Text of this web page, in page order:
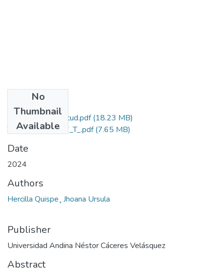
No
Thumbnail
Available
Grado de Similitud.pdf(18.23 MB)
T036_73183716_T_.pdf(7.65 MB)
Date
2024
Authors
Hercilla Quispe¸ Jhoana Ursula
Publisher
Universidad Andina Néstor Cáceres Velásquez
Abstract